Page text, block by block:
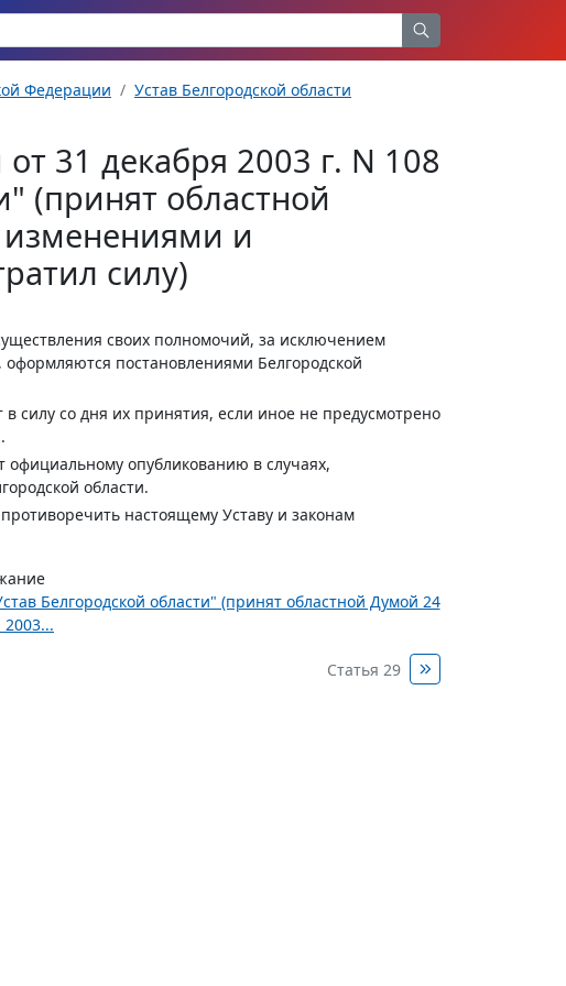
Федерации
Устав Белгородской области
31 декабря 2003 г. N 108
(принят областной
изменениями и
силу)
своих полномочий, за исключением
оформляются постановлениями Белгородской
силу со дня их принятия, если иное не предусмотрено
официальному опубликованию в случаях,
области.
настоящему Уставу и законам
Белгородской области" (принят областной Думой 24
2003...
Статья 29